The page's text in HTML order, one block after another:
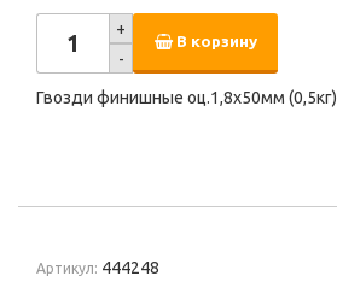
+
-
В корзину
Гвозди финишные оц.1,8х50мм (0,5кг)
Артикул: 444248